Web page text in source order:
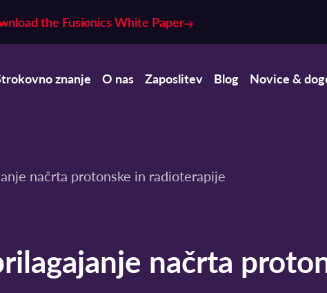
the Fusionics White Paper
znanje O nas Zaposlitev Blog Novice &
načrta protonske in radioterapije
načrta